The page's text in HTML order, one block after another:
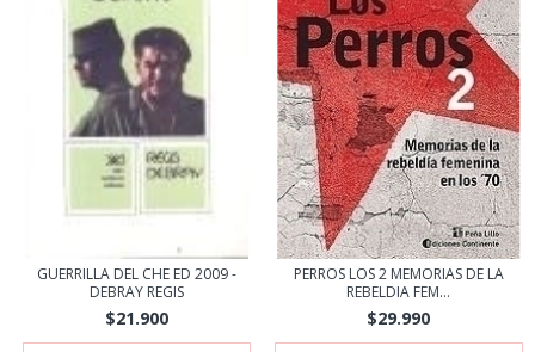
GUERRILLA DEL CHE ED 2009 -
DEBRAY REGIS
$21.900
PERROS LOS 2 MEMORIAS DE LA
REBELDIA FEM...
$29.990